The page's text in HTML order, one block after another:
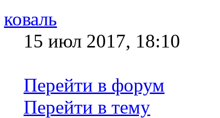
коваль
15 июл 2017, 18:10
Перейти в форум
Перейти в тему